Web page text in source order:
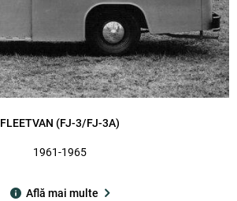
FLEETVAN (FJ-3/FJ-3A)
1961-1965
Află mai multe